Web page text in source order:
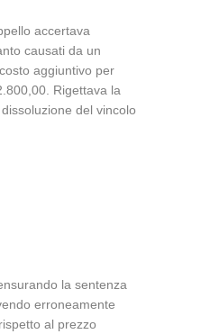
accertava
causati da un
aggiuntivo per
Rigettava la
del vincolo
la sentenza
erroneamente
al prezzo